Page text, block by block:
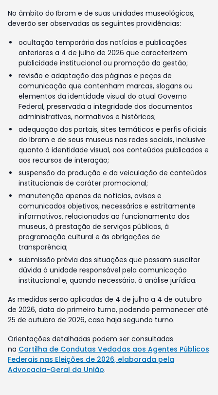
No âmbito do Ibram e de suas unidades museológicas,
deverão ser observadas as seguintes providências:
ocultação temporária das notícias e publicações
anteriores a 4 de julho de 2026 que caracterizem
publicidade institucional ou promoção da gestão;
revisão e adaptação das páginas e peças de
comunicação que contenham marcas, slogans ou
elementos da identidade visual do atual Governo
Federal, preservada a integridade dos documentos
administrativos, normativos e históricos;
adequação dos portais, sites temáticos e perfis oficiais
do Ibram e de seus museus nas redes sociais, inclusive
quanto à identidade visual, aos conteúdos publicados e
aos recursos de interação;
suspensão da produção e da veiculação de conteúdos
institucionais de caráter promocional;
manutenção apenas de notícias, avisos e
comunicados objetivos, necessários e estritamente
informativos, relacionados ao funcionamento dos
museus, à prestação de serviços públicos, à
programação cultural e às obrigações de
transparência;
submissão prévia das situações que possam suscitar
dúvida à unidade responsável pela comunicação
institucional e, quando necessário, à análise jurídica.
As medidas serão aplicadas de 4 de julho a 4 de outubro
de 2026, data do primeiro turno, podendo permanecer até
25 de outubro de 2026, caso haja segundo turno.
Orientações detalhadas podem ser consultadas
na Cartilha de Condutas Vedadas aos Agentes Públicos
Federais nas Eleições de 2026, elaborada pela
Advocacia-Geral da União.